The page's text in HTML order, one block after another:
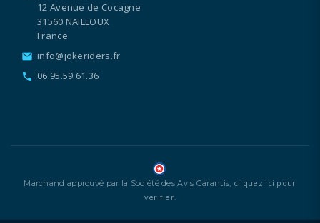
12 Avenue de Cocagne
31560 NAILLOUX
France
email info@jokeriders.fr
call 06.95.59.61.36
Marchand approuvé par la Société des Avis Garantis, cliquez ici pour
vérifier.